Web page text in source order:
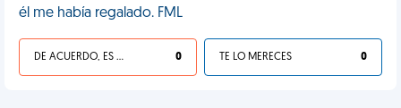
él me había regalado. FML
DE ACUERDO, ES UNA VIDA HP 0 TE LO MERECES 0